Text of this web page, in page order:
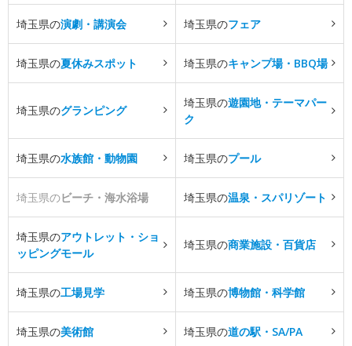
埼玉県の演劇・講演会 埼玉県のフェア
埼玉県の夏休みスポット 埼玉県のキャンプ場・BBQ場
埼玉県のグランピング
埼玉県の遊園地・テーマパー
ク
埼玉県の水族館・動物園 埼玉県のプール
埼玉県のビーチ・海水浴場 埼玉県の温泉・スパリゾート
埼玉県のアウトレット・ショ
ッピングモール
埼玉県の商業施設・百貨店
埼玉県の工場見学 埼玉県の博物館・科学館
埼玉県の美術館 埼玉県の道の駅・SA/PA